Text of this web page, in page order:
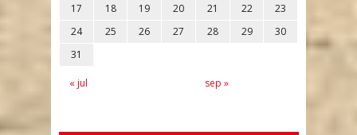
17
18 19 20 21 22
23
24
25 26 27 28 29
30
31
« jul sep »